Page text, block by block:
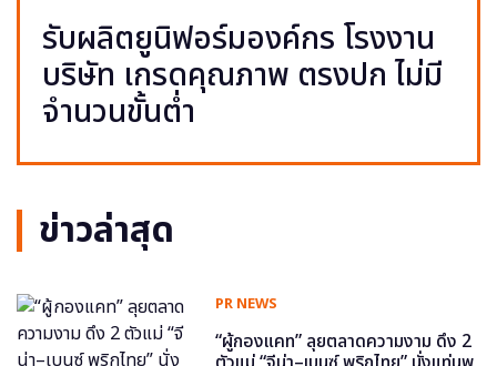
รับผลิตยูนิฟอร์มองค์กร โรงงาน
บริษัท เกรดคุณภาพ ตรงปก ไม่มี
จำนวนขั้นต่ำ
ข่าวล่าสุด
PR NEWS
“ผู้กองแคท” ลุยตลาดความงาม ดึง 2